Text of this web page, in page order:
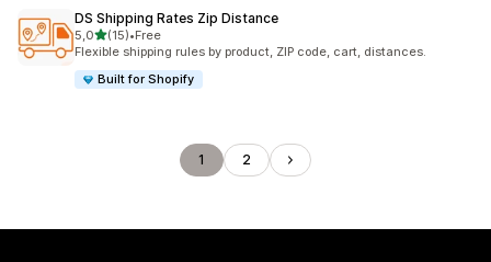
DS Shipping Rates Zip Distance
5,0na 5 gwiazdek
(15)
Łączna liczba recenzji: 15
•Free
Flexible shipping rules by product, ZIP code, cart, distances.
Built for Shopify
1 2